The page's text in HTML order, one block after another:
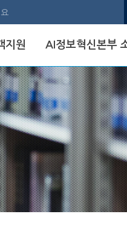
지원 AI정보혁신본부